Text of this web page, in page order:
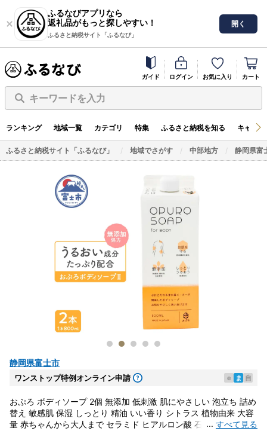
ふるなびアプリなら
返礼品がもっと探しやすい！
ふるさと納税サイト「ふるなび」
開く
ガイド ログイン お気に入り カート
キーワードを入力
ランキング 地域一覧 カテゴリ 特集 ふるさと納税を知る キャン
ふるさと納税サイト「ふるなび」 地域でさがす 中部地方 静岡県富
静岡県富士市
ワンストップ特例オンライン申請 e ま 自
おぷろ ボディソープ 2個 無添加 低刺激 肌にやさしい 泡立ち 詰め
替え 敏感肌 保湿 しっとり 精油 いい香り シトラス 植物由来 大容
量 赤ちゃんから大人まで セラミド ヒアルロン酸 石鹸 ボディーソ
... すべて見る